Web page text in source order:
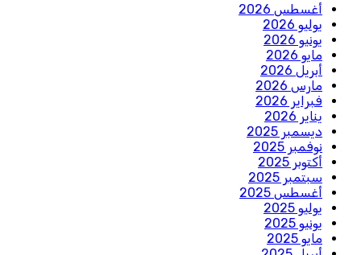
أغسطس 2026
يوليو 2026
يونيو 2026
مايو 2026
أبريل 2026
مارس 2026
فبراير 2026
يناير 2026
ديسمبر 2025
نوفمبر 2025
أكتوبر 2025
سبتمبر 2025
أغسطس 2025
يوليو 2025
يونيو 2025
مايو 2025